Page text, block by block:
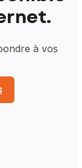
à vos